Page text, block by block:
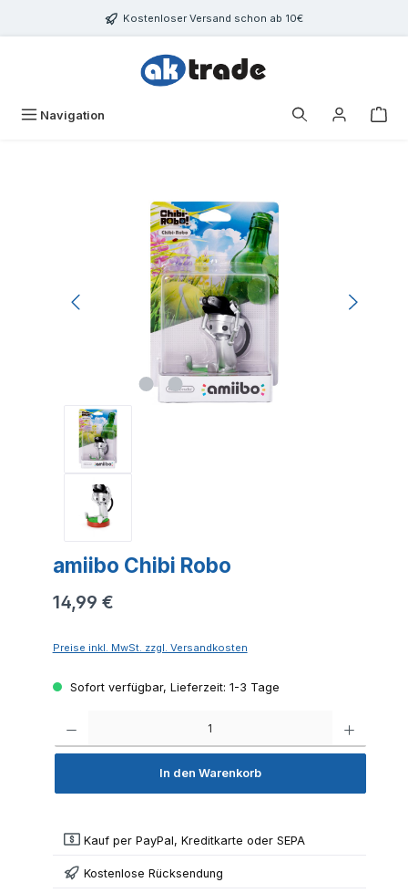
Zum Hauptinhalt springenKostenloser Versand schon ab 10€
Navigation
Bildergalerie überspringen
amiibo Chibi Robo
14,99 €
Preise inkl. MwSt. zzgl. Versandkosten
Sofort verfügbar, Lieferzeit: 1-3 Tage
In den Warenkorb
Kauf per PayPal, Kreditkarte oder SEPA
Kostenlose Rücksendung